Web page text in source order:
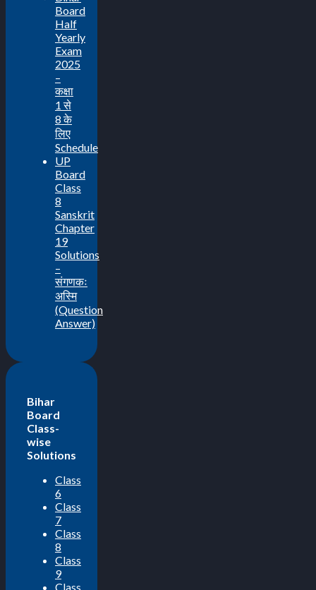
Board
Half
Yearly
Exam
2025
–
कक्षा
1 से
8 के
लिए
Schedule
UP
Board
Class
8
Sanskrit
Chapter
19
Solutions
–
संगणकः
अस्मि
(Question
Answer)
Bihar
Board
Class-
wise
Solutions
Class
6
Class
7
Class
8
Class
9
Class